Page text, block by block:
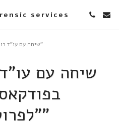
services
שיחה עם עו"ד רותם טובול בפודקאסט שלה "לפרוטוקול"
שיחה עם
"לפרוטוקול"